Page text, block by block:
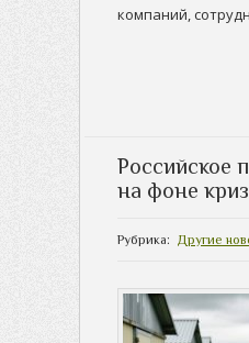
компаний,
Российское
на фоне
Рубрика: Другие